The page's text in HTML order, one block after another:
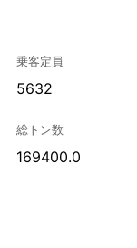
乗客定員
5632
総トン数
169400.0